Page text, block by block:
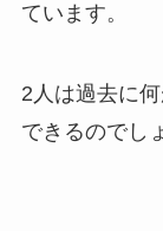
ています。
2人は過去に
できるのでし